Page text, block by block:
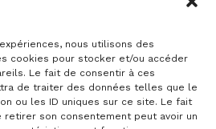
nous utilisons des
cookies pour stocker et/ou accéder
Le fait de consentir à ces
de traiter des données telles que le
ou les ID uniques sur ce site. Le fait
retirer son consentement peut avoir un